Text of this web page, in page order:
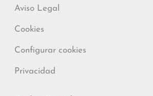
Aviso Legal
Cookies
Configurar cookies
Privacidad